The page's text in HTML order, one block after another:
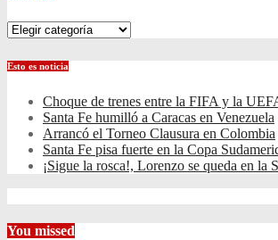
Categorías
Esto es noticia
Choque de trenes entre la FIFA y la
Santa Fe humilló a Caracas en Venezuela
Arrancó el Torneo Clausura en Colombia
Santa Fe pisa fuerte en la Copa
¡Sigue la rosca!, Lorenzo se queda en la
You missed